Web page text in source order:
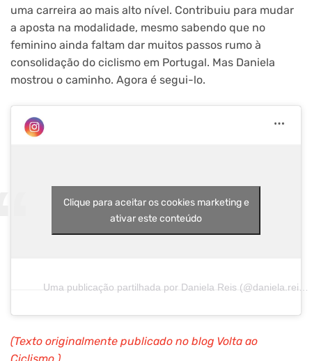
uma carreira ao mais alto nível. Contribuiu para mudar
a aposta na modalidade, mesmo sabendo que no
feminino ainda faltam dar muitos passos rumo à
consolidação do ciclismo em Portugal. Mas Daniela
mostrou o caminho. Agora é segui-lo.
Clique para aceitar os cookies marketing e
ativar este conteúdo
(Texto originalmente publicado no blog Volta ao